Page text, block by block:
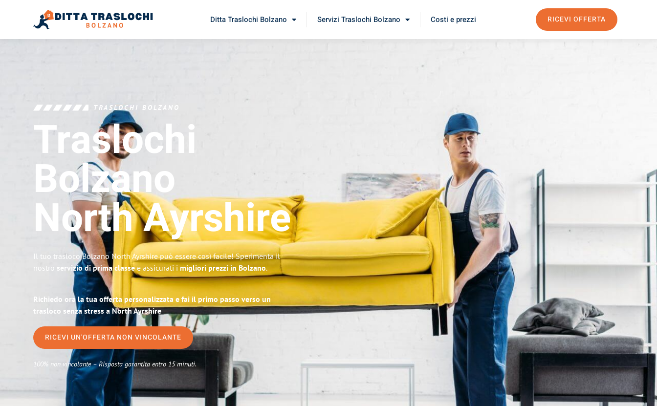
Ditta Traslochi Bolzano Servizi Traslochi Bolzano Costi e prezzi RICEVI OFFERTA
TRASLOCHI BOLZANO
Traslochi
Bolzano
North Ayrshire
Il tuo trasloco Bolzano North Ayrshire può essere così facile! Sperimenta il
nostro servizio di prima classee assicurati i migliori prezzi in Bolzano.
Richiedo ora la tua offerta personalizzata e fai il primo passo verso un
trasloco senza stress a North Ayrshire
RICEVI UN'OFFERTA NON VINCOLANTE
100% non vincolante – Risposta garantita entro 15 minuti.